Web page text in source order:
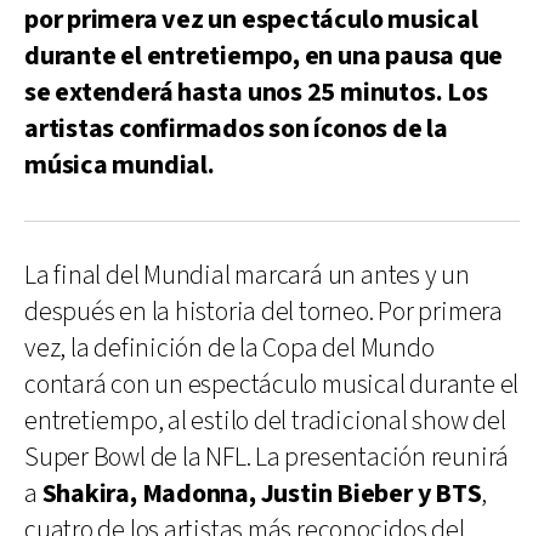
por primera vez un espectáculo musical
durante el entretiempo, en una pausa que
se extenderá hasta unos 25 minutos. Los
artistas confirmados son íconos de la
música mundial.
La final del Mundial marcará un antes y un
después en la historia del torneo. Por primera
vez, la definición de la Copa del Mundo
contará con un espectáculo musical durante el
entretiempo, al estilo del tradicional show del
Super Bowl de la NFL. La presentación reunirá
a Shakira, Madonna, Justin Bieber y BTS,